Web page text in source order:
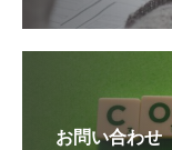
お問い合わせ